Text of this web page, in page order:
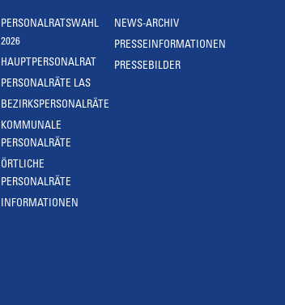
PERSONALRATSWAHL
2026
HAUPTPERSONALRAT
PERSONALRÄTE LAS
BEZIRKSPERSONALRÄTE
KOMMUNALE
PERSONALRÄTE
ÖRTLICHE
PERSONALRÄTE
INFORMATIONEN
NEWS-ARCHIV
PRESSEINFORMATIONEN
PRESSEBILDER